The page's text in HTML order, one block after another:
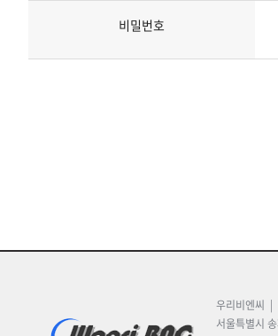
비밀번호
우리비엔씨 |
서울특별시